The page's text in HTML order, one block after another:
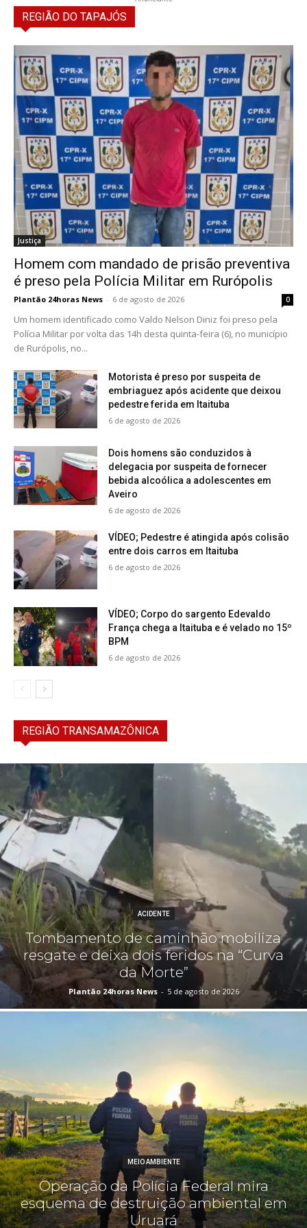
REGIÃO DO TAPAJÓS
Justiça
Homem com mandado de prisão preventiva
é preso pela Polícia Militar em Rurópolis
Plantão 24horas News - 6 de agosto de 2026 0
Um homem identificado como Valdo Nelson Diniz foi preso pela
Polícia Militar por volta das 14h desta quinta-feira (6), no município
de Rurópolis, no...
Motorista é preso por suspeita de
embriaguez após acidente que deixou
pedestre ferida em Itaituba
6 de agosto de 2026
Dois homens são conduzidos à
delegacia por suspeita de fornecer
bebida alcoólica a adolescentes em
Aveiro
6 de agosto de 2026
VÍDEO; Pedestre é atingida após colisão
entre dois carros em Itaituba
6 de agosto de 2026
VÍDEO; Corpo do sargento Edevaldo
França chega a Itaituba e é velado no 15º
BPM
6 de agosto de 2026
REGIÃO TRANSAMAZÔNICA
ACIDENTE
Tombamento de caminhão mobiliza
resgate e deixa dois feridos na “Curva
da Morte”
Plantão 24horas News - 5 de agosto de 2026
MEIO AMBIENTE
Operação da Polícia Federal mira
esquema de destruição ambiental em
Uruará